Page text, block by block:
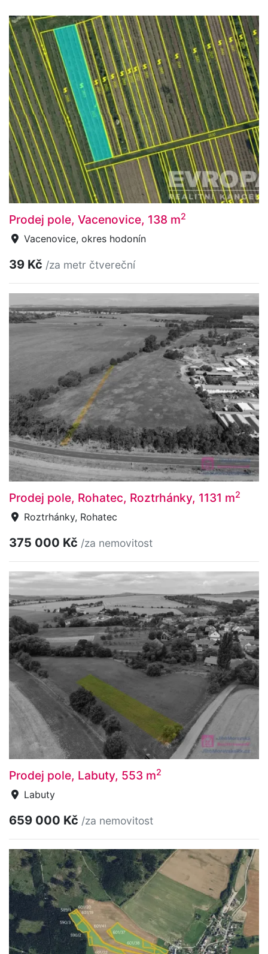
Prodej pole, Vacenovice, 138 m2
Vacenovice, okres hodonín
39 Kč /za metr čtvereční
Prodej pole, Rohatec, Roztrhánky, 1131 m2
Roztrhánky, Rohatec
375 000 Kč /za nemovitost
Prodej pole, Labuty, 553 m2
Labuty
659 000 Kč /za nemovitost